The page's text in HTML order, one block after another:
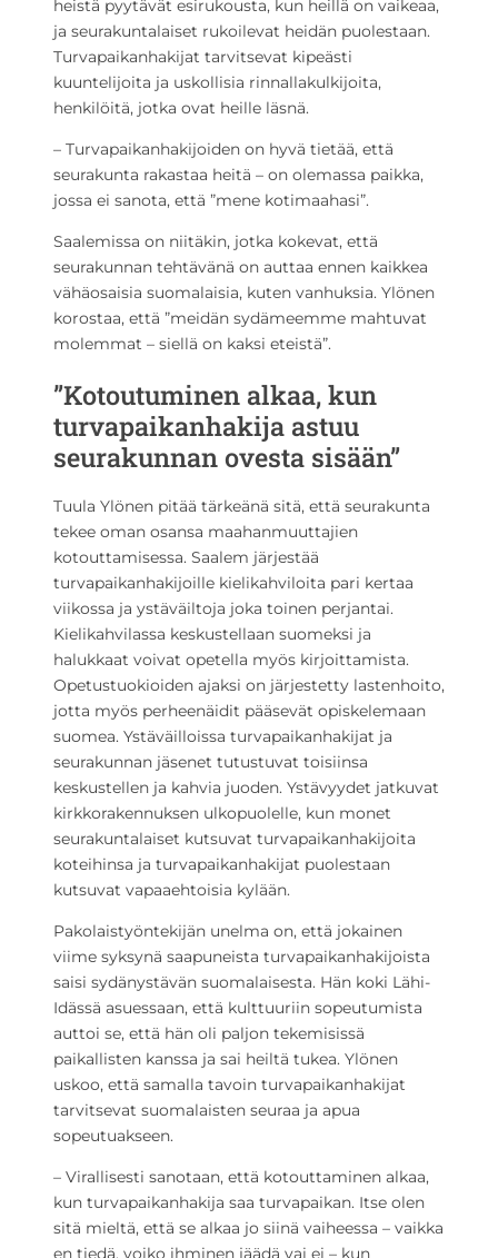
heistä pyytävät esirukousta, kun heillä on vaikeaa,
ja seurakuntalaiset rukoilevat heidän puolestaan.
Turvapaikanhakijat tarvitsevat kipeästi
kuuntelijoita ja uskollisia rinnallakulkijoita,
henkilöitä, jotka ovat heille läsnä.
– Turvapaikanhakijoiden on hyvä tietää, että
seurakunta rakastaa heitä – on olemassa paikka,
jossa ei sanota, että ”mene kotimaahasi”.
Saalemissa on niitäkin, jotka kokevat, että
seurakunnan tehtävänä on auttaa ennen kaikkea
vähäosaisia suomalaisia, kuten vanhuksia. Ylönen
korostaa, että ”meidän sydämeemme mahtuvat
molemmat – siellä on kaksi eteistä”.
”Kotoutuminen alkaa, kun
turvapaikanhakija astuu
seurakunnan ovesta sisään”
Tuula Ylönen pitää tärkeänä sitä, että seurakunta
tekee oman osansa maahanmuuttajien
kotouttamisessa. Saalem järjestää
turvapaikanhakijoille kielikahviloita pari kertaa
viikossa ja ystäväiltoja joka toinen perjantai.
Kielikahvilassa keskustellaan suomeksi ja
halukkaat voivat opetella myös kirjoittamista.
Opetustuokioiden ajaksi on järjestetty lastenhoito,
jotta myös perheenäidit pääsevät opiskelemaan
suomea. Ystäväilloissa turvapaikanhakijat ja
seurakunnan jäsenet tutustuvat toisiinsa
keskustellen ja kahvia juoden. Ystävyydet jatkuvat
kirkkorakennuksen ulkopuolelle, kun monet
seurakuntalaiset kutsuvat turvapaikanhakijoita
koteihinsa ja turvapaikanhakijat puolestaan
kutsuvat vapaaehtoisia kylään.
Pakolaistyöntekijän unelma on, että jokainen
viime syksynä saapuneista turvapaikanhakijoista
saisi sydänystävän suomalaisesta. Hän koki Lähi-
Idässä asuessaan, että kulttuuriin sopeutumista
auttoi se, että hän oli paljon tekemisissä
paikallisten kanssa ja sai heiltä tukea. Ylönen
uskoo, että samalla tavoin turvapaikanhakijat
tarvitsevat suomalaisten seuraa ja apua
sopeutuakseen.
– Virallisesti sanotaan, että kotouttaminen alkaa,
kun turvapaikanhakija saa turvapaikan. Itse olen
sitä mieltä, että se alkaa jo siinä vaiheessa – vaikka
en tiedä, voiko ihminen jäädä vai ei – kun